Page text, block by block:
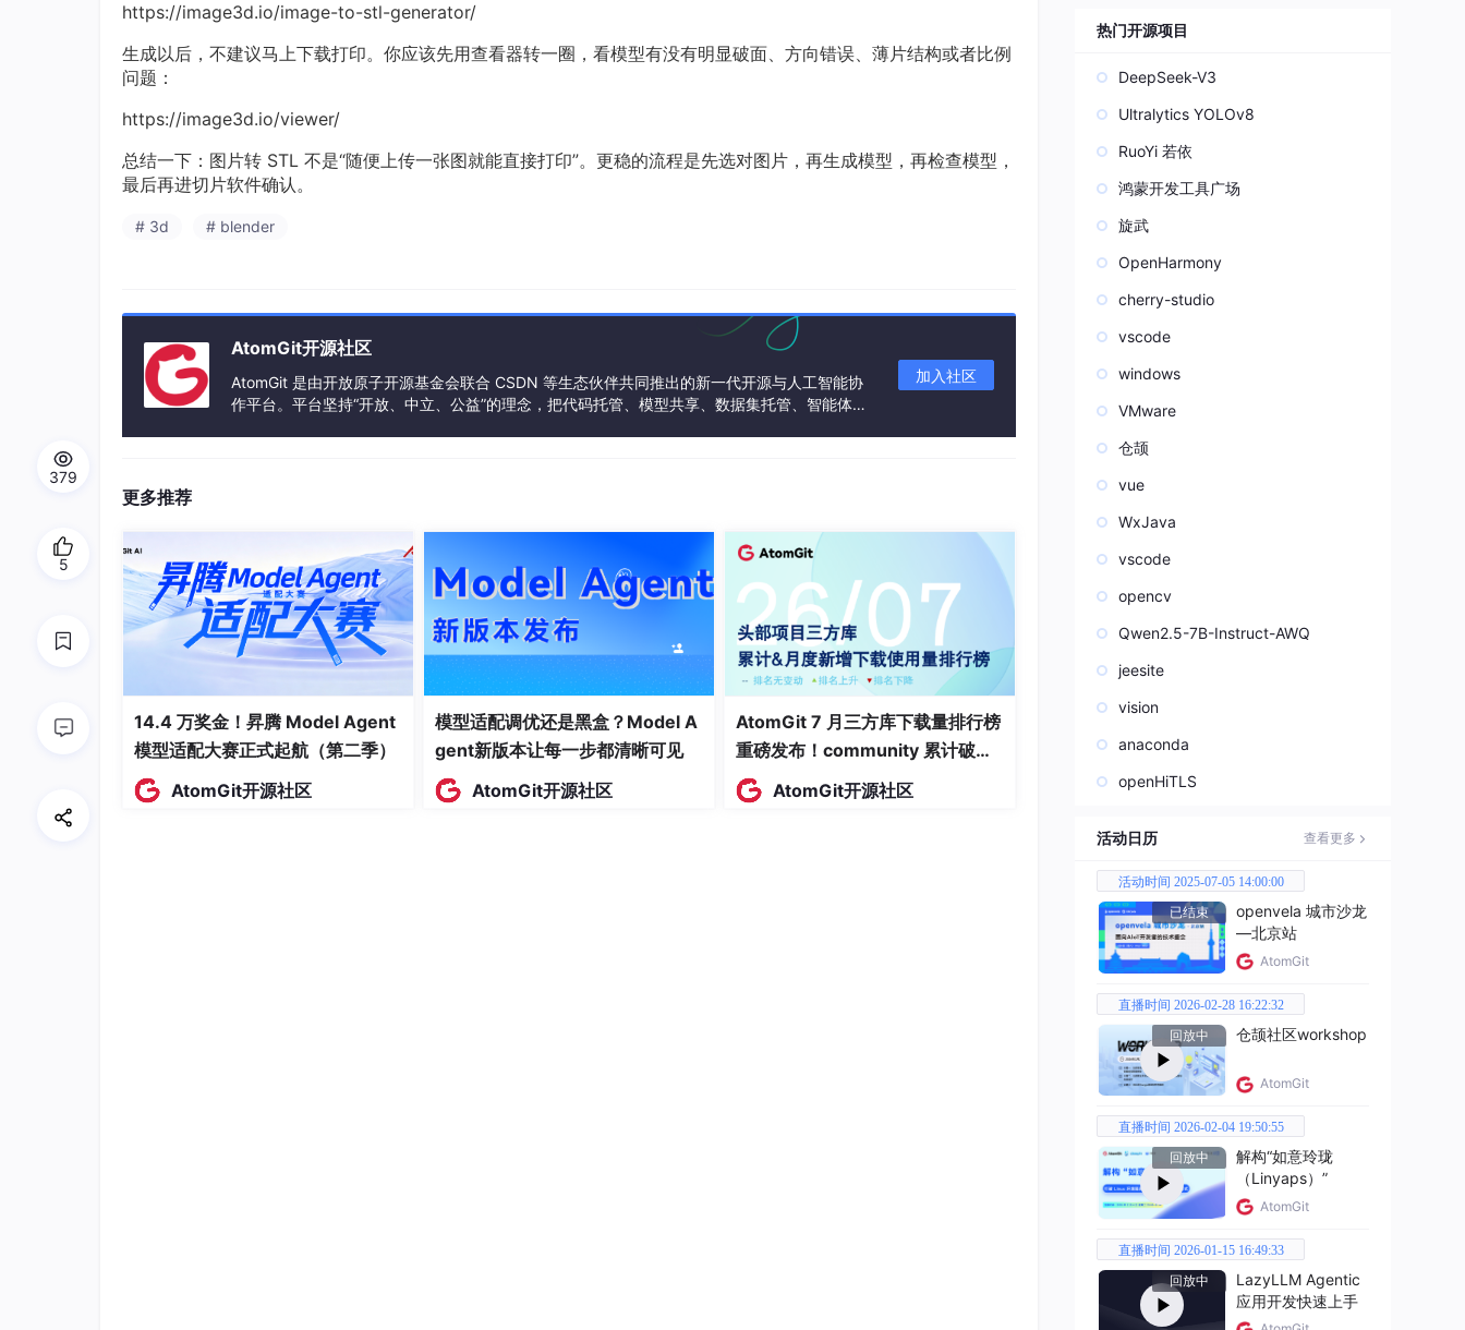
https://image3d.io/image-to-stl-generator/
生成以后，不建议马上下载打印。你应该先用查看器转一圈，看模型有没有明显破面、方向错误、薄片结构或者比例
问题：
https://image3d.io/viewer/
总结一下：图片转 STL 不是“随便上传一张图就能直接打印”。更稳的流程是先选对图片，再生成模型，再检查模型，
最后再进切片软件确认。
# 3d # blender
AtomGit开源社区
AtomGit 是由开放原子开源基金会联合 CSDN 等生态伙伴共同推出的新一代开源与人工智能协
作平台。平台坚持“开放、中立、公益”的理念，把代码托管、模型共享、数据集托管、智能体开
加入社区
更多推荐
14.4 万奖金！昇腾 Model Agent
模型适配大赛正式起航（第二季）
AtomGit开源社区
模型适配调优还是黑盒？Model A
gent新版本让每一步都清晰可见
AtomGit开源社区
AtomGit 7 月三方库下载量排行榜
重磅发布！community 累计破百
万断层领跑，Chromium 组件全
面霸榜
AtomGit开源社区
379
5
模态指令。
热门开源项目
DeepSeek-V3
Ultralytics YOLOv8
RuoYi 若依
鸿蒙开发工具广场
旋武
OpenHarmony
cherry-studio
vscode
windows
VMware
仓颉
vue
WxJava
vscode
opencv
Qwen2.5-7B-Instruct-AWQ
jeesite
vision
anaconda
openHiTLS
活动日历 查看更多
活动时间 2025-07-05 14:00:00
已结束
openvela 城市沙龙
—北京站
AtomGit
直播时间 2026-02-28 16:22:32
回放中
仓颉社区workshop
AtomGit
直播时间 2026-02-04 19:50:55
回放中
解构“如意玲珑
（Linyaps）”
AtomGit
直播时间 2026-01-15 16:49:33
回放中
LazyLLM Agentic
应用开发快速上手